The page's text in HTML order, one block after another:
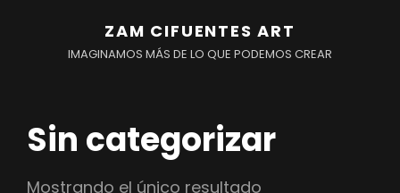
ZAM CIFUENTES ART
IMAGINAMOS MÁS DE LO QUE PODEMOS CREAR
Sin categorizar
Mostrando el único resultado